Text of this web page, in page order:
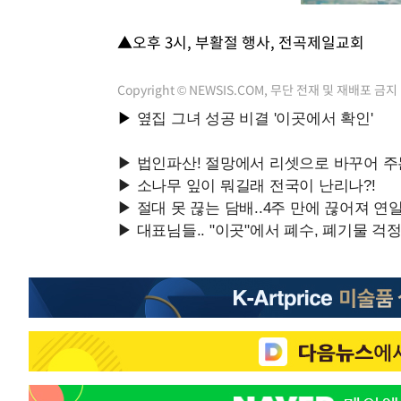
▲오후 3시, 부활절 행사, 전곡제일교회
Copyright © NEWSIS.COM, 무단 전재 및 재배포 금지